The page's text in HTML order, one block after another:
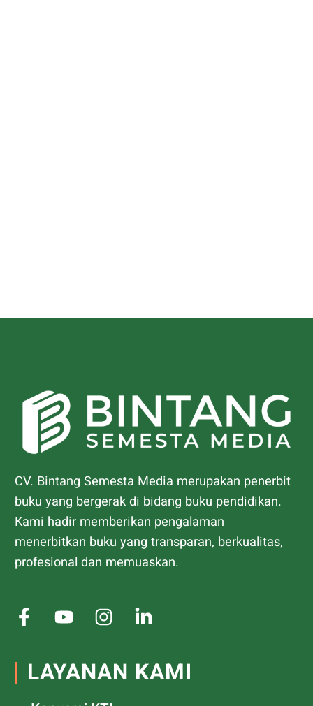
CV. Bintang Semesta Media merupakan penerbit
buku yang bergerak di bidang buku pendidikan.
Kami hadir memberikan pengalaman
menerbitkan buku yang transparan, berkualitas,
profesional dan memuaskan.
LAYANAN KAMI